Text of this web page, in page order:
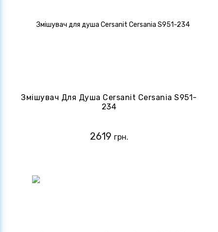
Змішувач Для Душа Cersanit Сersania S951-
234
2619 грн.